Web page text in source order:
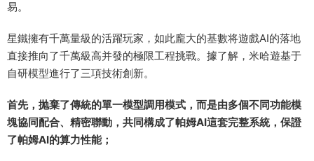
易。
星鐵擁有千萬量級的活躍玩家，如此龐大的基數将遊戲AI的落地
直接推向了千萬級高并發的極限工程挑戰。據了解，米哈遊基于
自研模型進行了三項技術創新。
首先，抛棄了傳統的單一模型調用模式，而是由多個不同功能模
塊協同配合、精密聯動，共同構成了帕姆AI這套完整系統，保證
了帕姆AI的算力性能；